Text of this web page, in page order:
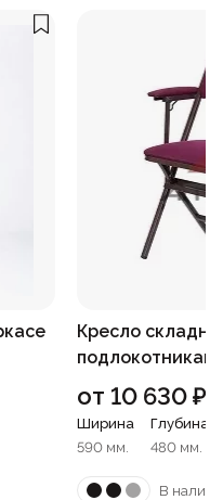
Кресло
от 10 630₽
Ширина
590 мм.
Глубина
480 мм.
В